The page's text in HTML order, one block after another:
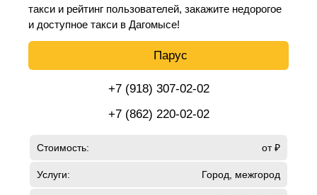
такси и рейтинг пользователей, закажите недорогое
и доступное такси в Дагомысе!
Парус
+7 (918) 307-02-02
+7 (862) 220-02-02
Стоимость: от ₽
Услуги: Город, межгород